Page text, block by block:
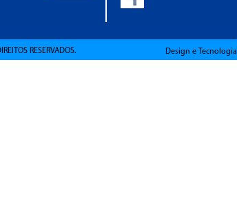
RESERVADOS. Design e Tecnologia